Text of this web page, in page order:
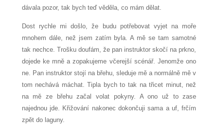
dávala pozor, tak bych teď věděla, co mám dělat.
Dost rychle mi došlo, že budu potřebovat vyjet na moře
mnohem dále, než jsem zatím byla. A mě se tam samotné
tak nechce. Trošku doufám, že pan instruktor skočí na prkno,
dojede ke mně a zopakujeme včerejší scénář. Jenomže ono
ne. Pan instruktor stojí na břehu, sleduje mě a normálně mě v
tom nechává máchat. Tipla bych to tak na třicet minut, než
na mě ze břehu začal volat pokyny. A ono už to zase
najednou jde. Křižování nakonec dokončuji sama a uf, frčím
zpět do laguny.